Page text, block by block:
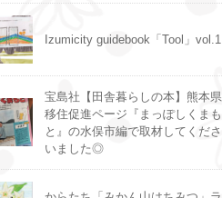
Izumicity guidebook「Tool」vol.1
宝島社【田舎暮らしの本】熊本県
移住促進ページ『まっぽしくまも
と』の水俣市編で取材してくださ
いました◎